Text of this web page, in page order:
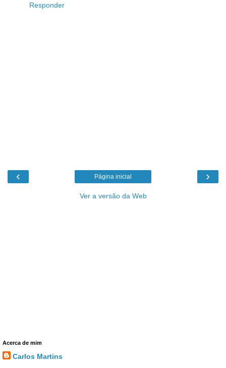
Responder
‹ ›
Página inicial
Ver a versão da Web
Acerca de mim
Carlos Martins